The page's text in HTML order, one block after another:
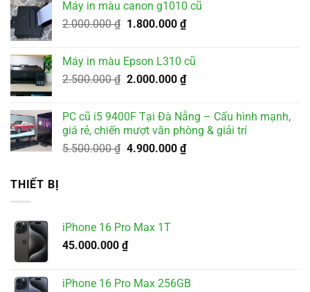
3.500.000 ₫.là:
3.200.000 ₫.
Máy in màu canon g1010 cũ
2.000.000₫ Giá
2.000.000 ₫.
1.800.000 ₫Giá
tại
là:
1.800.000 ₫.
Máy in màu Epson L310 cũ
2.500.000₫ Giá
2.500.000 ₫.
2.000.000 ₫Giá
tại
là:
2.000.000 ₫.
PC cũ i5 9400F Tại Đà Nẵng – Cấu hình mạnh,
giá rẻ, chiến mượt văn phòng & giải trí
5.500.000₫ Giá
4.900.000 ₫Giá
THIẾT BỊ
iPhone 16 Pro Max 1T
45.000.000 ₫
iPhone 16 Pro Max 256GB